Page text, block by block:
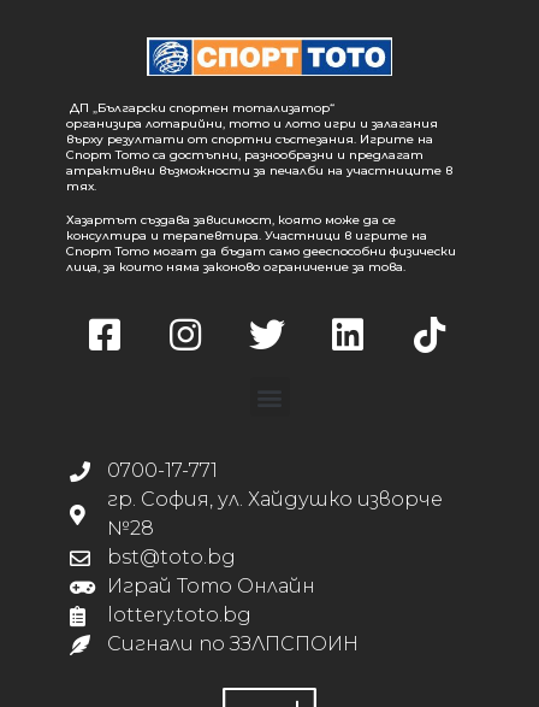
ДП „Български спортен тотализатор“
организира лотарийни, тото и лото игри и залагания
върху резултати от спортни състезания. Игрите на
Спорт Тото са достъпни, разнообразни и предлагат
атрактивни възможности за печалби на участниците в
тях.
Хазартът създава зависимост, която може да се
консултира и терапевтира. Участници в игрите на
Спорт Тото могат да бъдат само дееспособни физически
лица, за които няма законово ограничение за това.
0700-17-771
гр. София, ул. Хайдушко изворче
№28
bst@toto.bg
Играй Тото Онлайн
lottery.toto.bg
Сигнали по ЗЗЛПСПОИН